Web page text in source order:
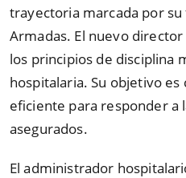
trayectoria marcada por
Armadas. El nuevo
los principios de disciplina
hospitalaria. Su objetivo
eficiente para responder a
asegurados.
El administrador